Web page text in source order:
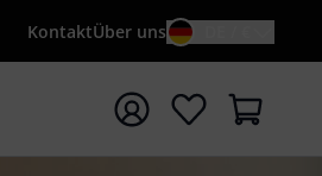
KontaktÜber uns
starten